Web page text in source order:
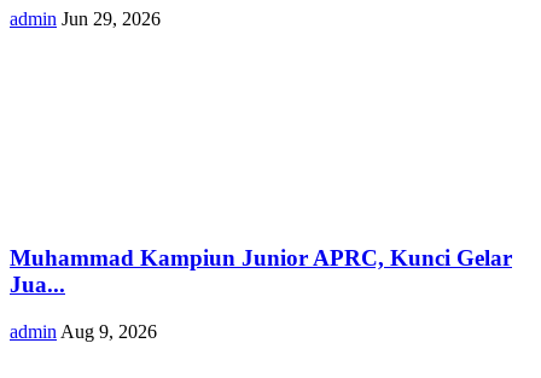
admin Jun 29, 2026
Muhammad Kampiun Junior APRC, Kunci Gelar
Jua...
admin Aug 9, 2026